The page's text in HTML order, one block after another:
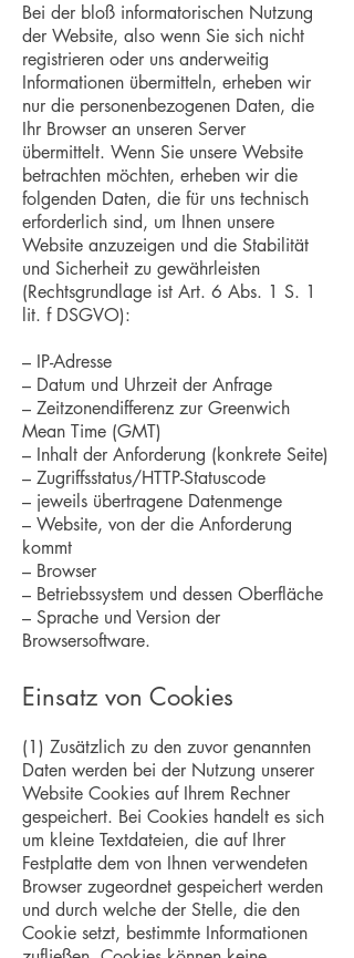
Bei der bloß informatorischen Nutzung
der Website, also wenn Sie sich nicht
registrieren oder uns anderweitig
Informationen übermitteln, erheben wir
nur die personenbezogenen Daten, die
Ihr Browser an unseren Server
übermittelt. Wenn Sie unsere Website
betrachten möchten, erheben wir die
folgenden Daten, die für uns technisch
erforderlich sind, um Ihnen unsere
Website anzuzeigen und die Stabilität
und Sicherheit zu gewährleisten
(Rechtsgrundlage ist Art. 6 Abs. 1 S. 1
lit. f DSGVO):
– IP-Adresse
– Datum und Uhrzeit der Anfrage
– Zeitzonendifferenz zur Greenwich
Mean Time (GMT)
– Inhalt der Anforderung (konkrete Seite)
– Zugriffsstatus/HTTP-Statuscode
– jeweils übertragene Datenmenge
– Website, von der die Anforderung
kommt
– Browser
– Betriebssystem und dessen Oberfläche
– Sprache und Version der
Browsersoftware.
Einsatz von Cookies
(1) Zusätzlich zu den zuvor genannten
Daten werden bei der Nutzung unserer
Website Cookies auf Ihrem Rechner
gespeichert. Bei Cookies handelt es sich
um kleine Textdateien, die auf Ihrer
Festplatte dem von Ihnen verwendeten
Browser zugeordnet gespeichert werden
und durch welche der Stelle, die den
Cookie setzt, bestimmte Informationen